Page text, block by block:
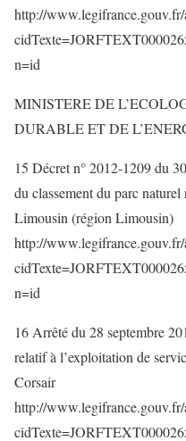
http://
n=id
MINISTERE DE
DURABLE ET DE
15 Décret n° 2012-1209 du
du classement du parc
Limousin (région Limousin)
http://
n=id
16 Arrêté du 28 septembre
relatif à l’exploitation de
Corsair
http://